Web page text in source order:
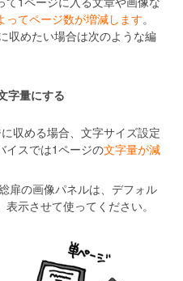
ってページ数が増減します。
収めたい場合は次のような編
字量にする
収める場合、文字サイズ設定
イスでは1ページの文字量が減
扉の画像パネルは、デフォル
示させて使ってください。